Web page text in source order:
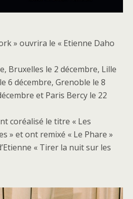
» ouvrira le « Etienne Daho
Bruxelles le 2 décembre, Lille
6 décembre, Grenoble le 8
et Paris Bercy le 22
coréalisé le titre « Les
» et ont remixé « Le Phare »
« Tirer la nuit sur les